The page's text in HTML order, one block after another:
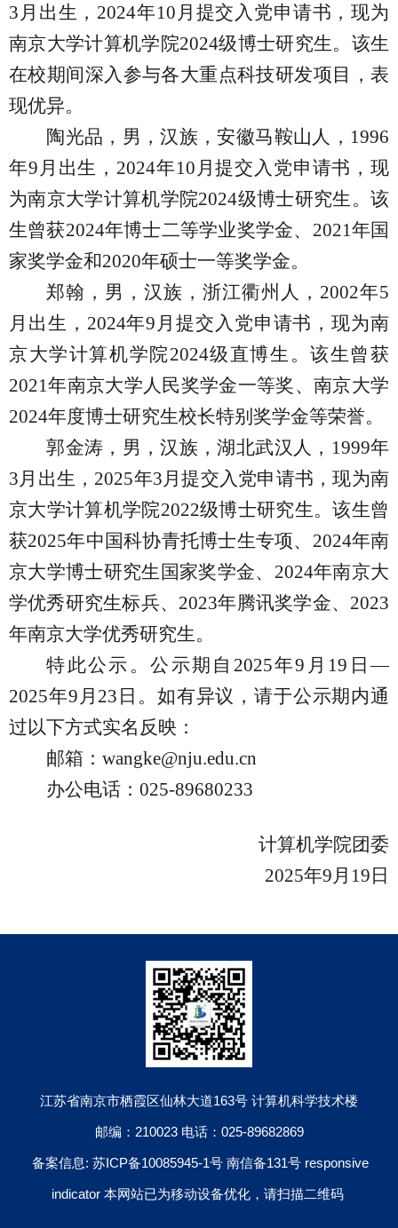
3 月出生， 2024年10 月提交入党申请书，现为
南京大学计算机学院2024级博士研究生。该生
在校期间深入参与各大重点科技研发项目，表
现优异。
陶光品，男，汉族，安徽马鞍山人， 1996
年9 月出生， 2024年10 月提交入党申请书，现
为南京大学计算机学院2024级博士研究生。该
生曾获2024年博士二等学业奖学金、 2021年国
家奖学金和2020年硕士一等奖学金。
郑翰，男，汉族，浙江衢州人， 2002年5
月出生， 2024年9 月提交入党申请书，现为南
京大学计算机学院2024级直博生。该生曾获
2021年南京大学人民奖学金一等奖、南京大学
2024年度博士研究生校长特别奖学金等荣誉。
郭金涛，男，汉族，湖北武汉人， 1999年
3 月出生， 2025年3 月提交入党申请书，现为南
京大学计算机学院2022级博士研究生。该生曾
获2025年中国科协青托博士生专项、 2024年南
京大学博士研究生国家奖学金、 2024年南京大
学优秀研究生标兵、 2023年腾讯奖学金、 2023
年南京大学优秀研究生。
特此公示。公示期自 2025年9 月 19 日—
2025年9 月 23 日。如有异议，请于公示期内通
过以下方式实名反映：
邮箱：wangke@nju.edu.cn
办公电话：025-89680233
计算机学院团委
2025年9 月 19 日
江苏省南京市栖霞区仙林大道163号 计算机科学技术楼
邮编：210023 电话：025-89682869
备案信息: 苏ICP备10085945-1号 南信备131号 responsive
indicator 本网站已为移动设备优化，请扫描二维码